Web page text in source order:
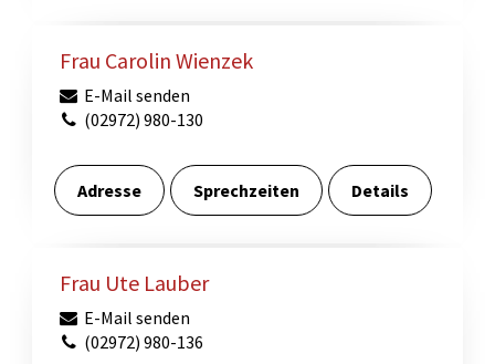
Frau Carolin Wienzek
E-Mail senden
(02972) 980-130
Adresse Sprechzeiten Details
Frau Ute Lauber
E-Mail senden
(02972) 980-136